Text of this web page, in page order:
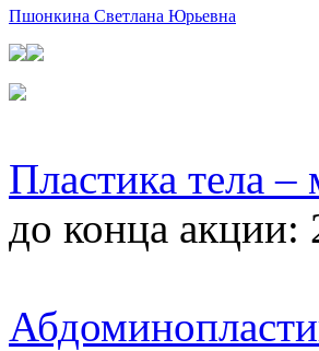
Пшонкина Светлана Юрьевна
Пластика тела
до конца акции: